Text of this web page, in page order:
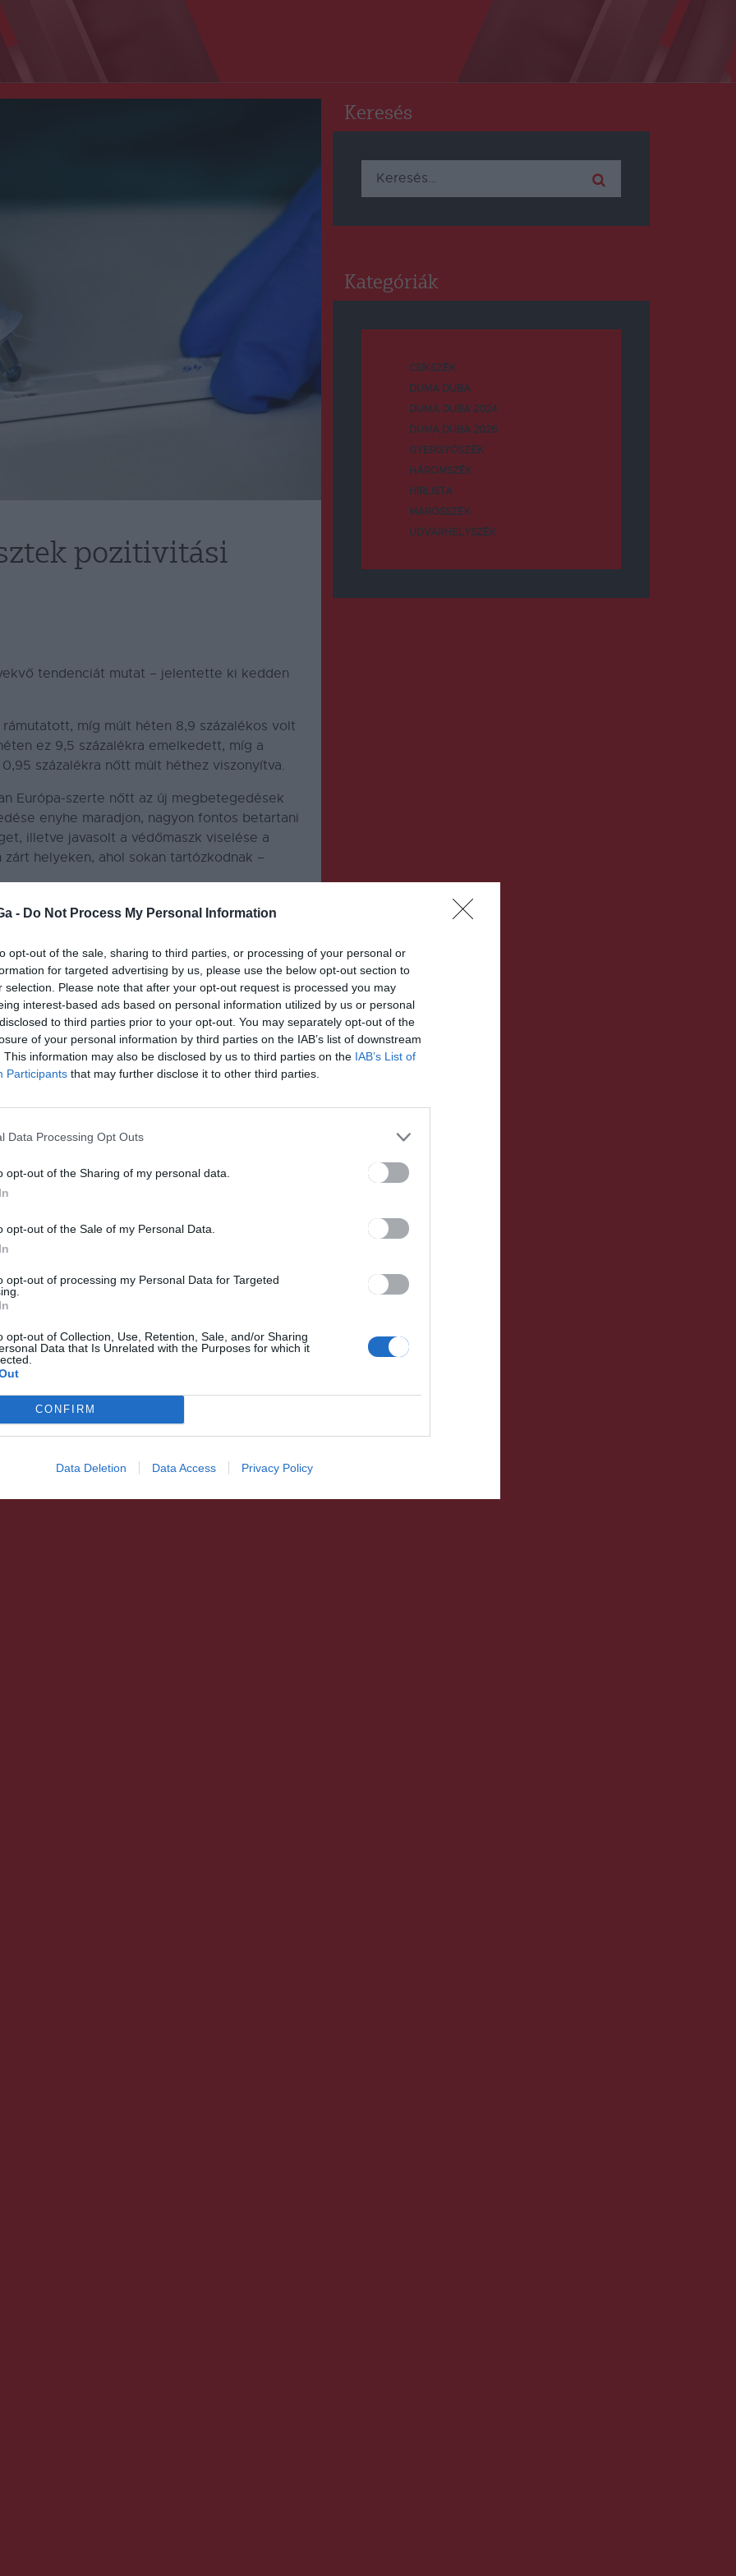
- Do Not Process My Personal Information
opt-out of the sale, sharing to third parties, or processing of your personal or
for targeted advertising by us, please use the below opt-out section to
selection. Please note that after your opt-out request is processed you may
interest-based ads based on personal information utilized by us or personal
to third parties prior to your opt-out. You may separately opt-out of the
of your personal information by third parties on the IAB’s list of downstream
This information may also be disclosed by us to third parties on the IAB’s List of
Participants that may further disclose it to other third parties.
Data Processing Opt Outs
opt-out of the Sharing of my personal data.
opt-out of the Sale of my Personal Data.
opt-out of processing my Personal Data for Targeted
opt-out of Collection, Use, Retention, Sale, and/or Sharing
Data that Is Unrelated with the Purposes for which it
CONFIRM
Data Deletion Data Access Privacy Policy
pozitivitási
tendenciát mutat – jelentette ki kedden
míg múlt héten 8,9 százalékos volt
ez 9,5 százalékra emelkedett, míg a
százalékra nőtt múlt héthez viszonyítva.
Európa-szerte nőtt az új megbetegedések
enyhe maradjon, nagyon fontos betartani
illetve javasolt a védőmaszk viselése a
helyeken, ahol sokan tartózkodnak –
KÖVETKEZŐ BEJEGYZÉS
Hosszabbított nyitvatartással
fogadják az Erdélyi Magyar
Nemzeti Tanács
demokráciaközpontjai a
GYERGYÓSZÉK,HÍRLISTA, UDVARHELYSZÉK
áram nélkül Hargita
megyében
Keresés
Keresés:
Kategóriák
CSÍKSZÉK
DUMA DUBA
DUMA DUBA 2024
DUMA DUBA 2026
GYERGYÓSZÉK
HÁROMSZÉK
HÍRLISTA
MAROSSZÉK
UDVARHELYSZÉK